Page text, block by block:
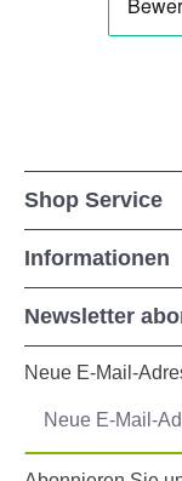
Shop Service
Informationen
Newsletter
Neue E-Mail-